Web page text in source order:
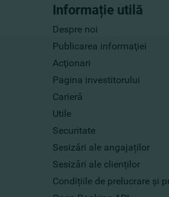
Informație utilă
Despre noi
Publicarea informaţiei
Acţionari
Pagina investitorului
Carieră
Utile
Securitate
Sesizări ale angajaților
Sesizări ale clienților
Condițiile de prelucrare și